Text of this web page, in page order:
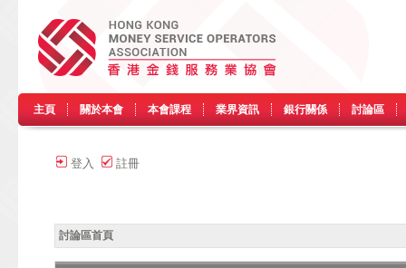
主頁 關於本會 本會課程 業界資訊 銀行關係 討論區
登入 註冊
討論區首頁